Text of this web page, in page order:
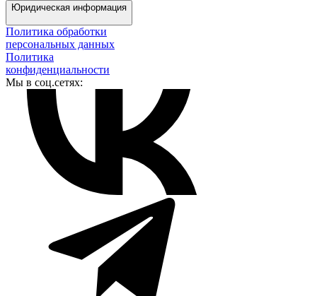
Юридическая информация
Политика обработки
персональных данных
Политика
конфиденциальности
Мы в соц.сетях: